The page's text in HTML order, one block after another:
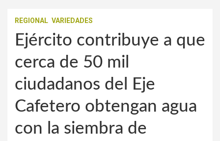
REGIONAL VARIEDADES
Ejército contribuye a que
cerca de 50 mil
ciudadanos del Eje
Cafetero obtengan agua
con la siembra de